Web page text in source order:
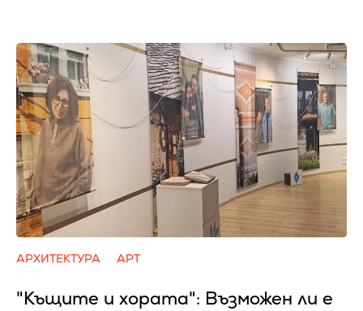
АРХИТЕКТУРА АРТ
"Къщите и хората": Възможен ли е